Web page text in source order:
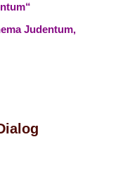
Judentum,